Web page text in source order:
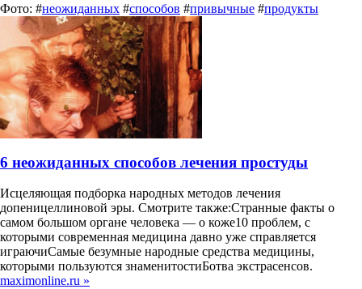
Фото: #неожиданных #способов #привычные #продукты
6 неожиданных способов лечения простуды
Исцеляющая подборка народных методов лечения
допеницеллиновой эры. Смотрите также:Странные факты о
самом большом органе человека — о коже10 проблем, с
которыми современная медицина давно уже справляется
играючиСамые безумные народные средства медицины,
которыми пользуются знаменитостиБотва экстрасенсов.
maximonline.ru »